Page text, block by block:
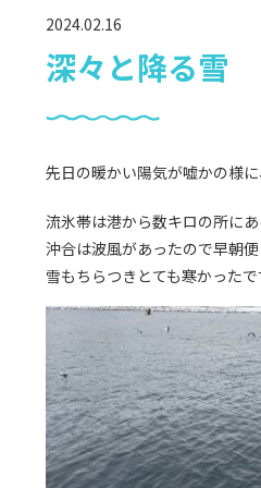
2024.02.16
深々と降る雪
先日の暖かい陽気が嘘かの様
流氷帯は港から数キロの所にあ
沖合は波風があったので早朝
雪もちらつきとても寒かった